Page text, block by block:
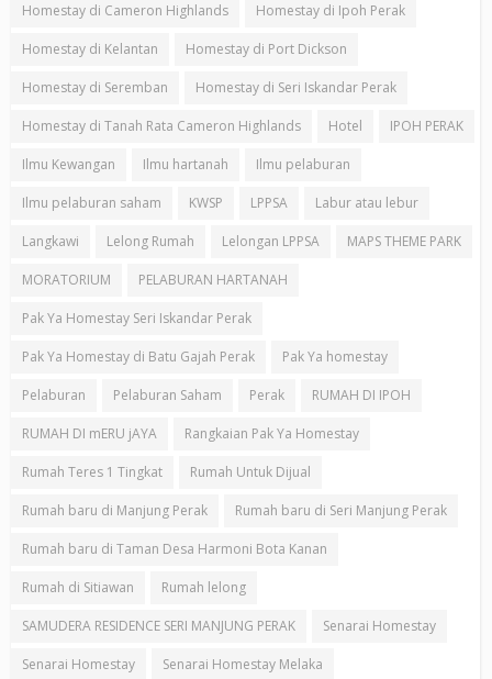
Homestay di Cameron Highlands Homestay di Ipoh Perak
Homestay di Kelantan Homestay di Port Dickson
Homestay di Seremban Homestay di Seri Iskandar Perak
Homestay di Tanah Rata Cameron Highlands Hotel IPOH PERAK
Ilmu Kewangan Ilmu hartanah Ilmu pelaburan
Ilmu pelaburan saham KWSP LPPSA Labur atau lebur
Langkawi Lelong Rumah Lelongan LPPSA MAPS THEME PARK
MORATORIUM PELABURAN HARTANAH
Pak Ya Homestay Seri Iskandar Perak
Pak Ya Homestay di Batu Gajah Perak Pak Ya homestay
Pelaburan Pelaburan Saham Perak RUMAH DI IPOH
RUMAH DI mERU jAYA Rangkaian Pak Ya Homestay
Rumah Teres 1 Tingkat Rumah Untuk Dijual
Rumah baru di Manjung Perak Rumah baru di Seri Manjung Perak
Rumah baru di Taman Desa Harmoni Bota Kanan
Rumah di Sitiawan Rumah lelong
SAMUDERA RESIDENCE SERI MANJUNG PERAK Senarai Homestay
Senarai Homestay Senarai Homestay Melaka